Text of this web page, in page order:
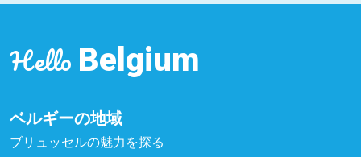
Hello Belgium
ベルギーの地域
ブリュッセルの魅力を探る